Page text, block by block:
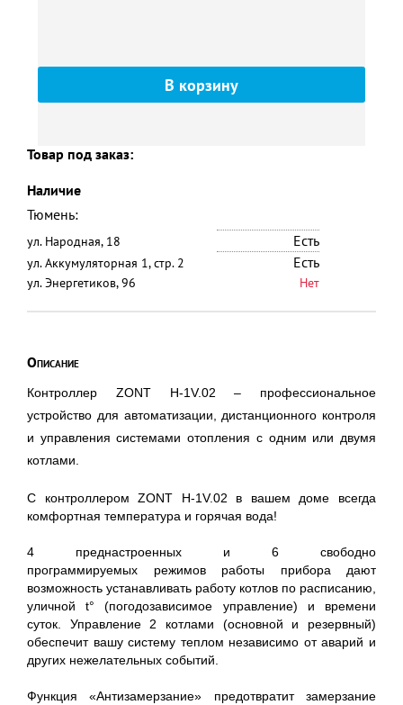
Товар под заказ:
Наличие
Тюмень:
ул. Народная, 18 Есть
ул. Аккумуляторная 1, стр. 2 Есть
ул. Энергетиков, 96 Нет
Описание
Контроллер ZONT H-1V.02 – профессиональное
устройство для автоматизации, дистанционного контроля
и управления системами отопления с одним или двумя
котлами.
С контроллером ZONT H-1V.02 в вашем доме всегда
комфортная температура и горячая вода!
4 преднастроенных и 6 свободно
программируемых режимов работы прибора дают
возможность устанавливать работу котлов по расписанию,
уличной t° (погодозависимое управление) и времени
суток. Управление 2 котлами (основной и резервный)
обеспечит вашу систему теплом независимо от аварий и
других нежелательных событий.
Функция «Антизамерзание» предотвратит замерзание